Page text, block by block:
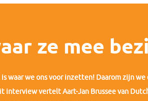
ze mee
waar we ons voor inzetten! Daarom zijn
vertelt Aart-Jan Brussee van